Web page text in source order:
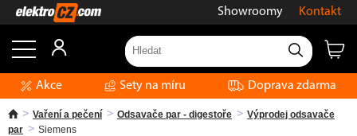
Showroomy Kontakt
Akce Sety na míru Doprava zdarma
Vaření a pečení Odsavače par - digestoře
Výprodej odsavače
par
Siemens